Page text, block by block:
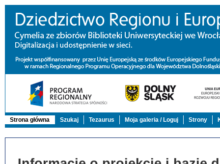
Strona główna Szukaj Tezaurus Moja galeria / Loguj Strony